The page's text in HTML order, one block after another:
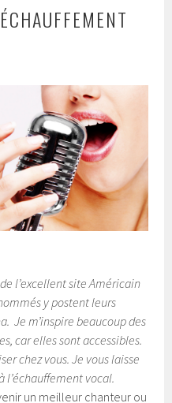
l’excellent site Américain
y postent leurs
Je m’inspire beaucoup des
car elles sont accessibles.
chez vous. Je vous laisse
vocal.
un meilleur chanteur ou